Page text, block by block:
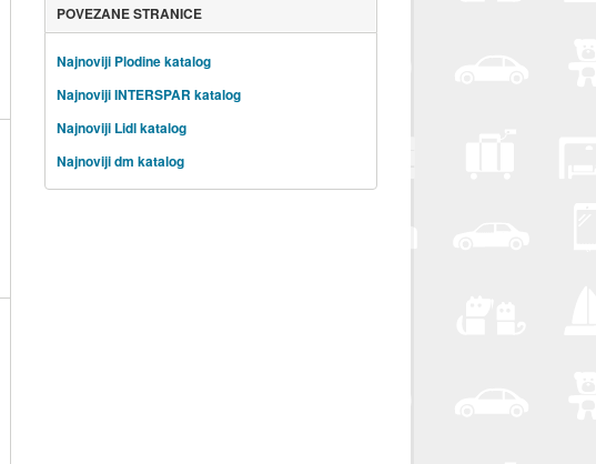
POVEZANE STRANICE
Najnoviji Plodine katalog
Najnoviji INTERSPAR katalog
Najnoviji Lidl katalog
Najnoviji dm katalog